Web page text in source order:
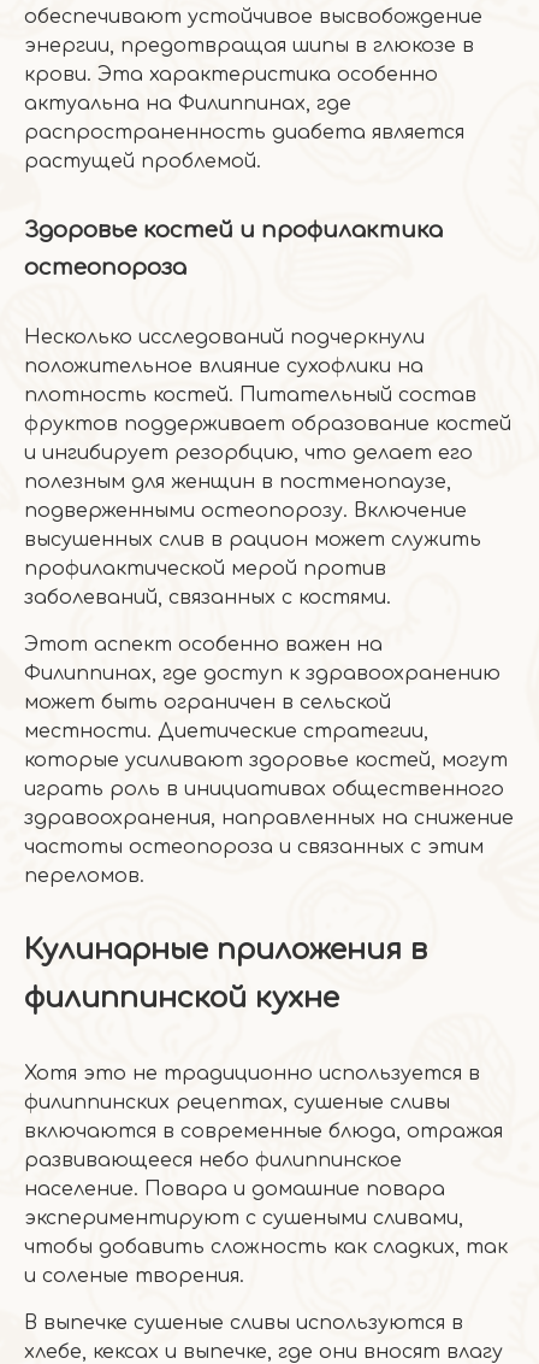
обеспечивают устойчивое высвобождение
энергии, предотвращая шипы в глюкозе в
крови. Эта характеристика особенно
актуальна на Филиппинах, где
распространенность диабета является
растущей проблемой.
Здоровье костей и профилактика
остеопороза
Несколько исследований подчеркнули
положительное влияние сухофлики на
плотность костей. Питательный состав
фруктов поддерживает образование костей
и ингибирует резорбцию, что делает его
полезным для женщин в постменопаузе,
подверженными остеопорозу. Включение
высушенных слив в рацион может служить
профилактической мерой против
заболеваний, связанных с костями.
Этот аспект особенно важен на
Филиппинах, где доступ к здравоохранению
может быть ограничен в сельской
местности. Диетические стратегии,
которые усиливают здоровье костей, могут
играть роль в инициативах общественного
здравоохранения, направленных на снижение
частоты остеопороза и связанных с этим
переломов.
Кулинарные приложения в
филиппинской кухне
Хотя это не традиционно используется в
филиппинских рецептах, сушеные сливы
включаются в современные блюда, отражая
развивающееся небо филиппинское
население. Повара и домашние повара
экспериментируют с сушеными сливами,
чтобы добавить сложность как сладких, так
и соленые творения.
В выпечке сушеные сливы используются в
хлебе, кексах и выпечке, где они вносят влагу